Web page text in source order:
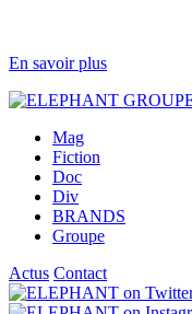
En savoir plus
Mag
Fiction
Doc
Div
BRANDS
Groupe
Actus Contact